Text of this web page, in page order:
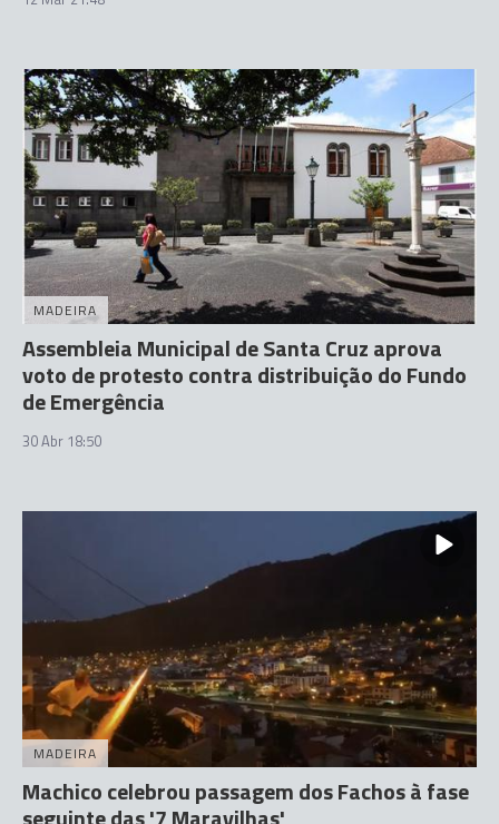
MADEIRA
Assembleia Municipal de Santa Cruz aprova
voto de protesto contra distribuição do Fundo
de Emergência
30 Abr 18:50
MADEIRA
Machico celebrou passagem dos Fachos à fase